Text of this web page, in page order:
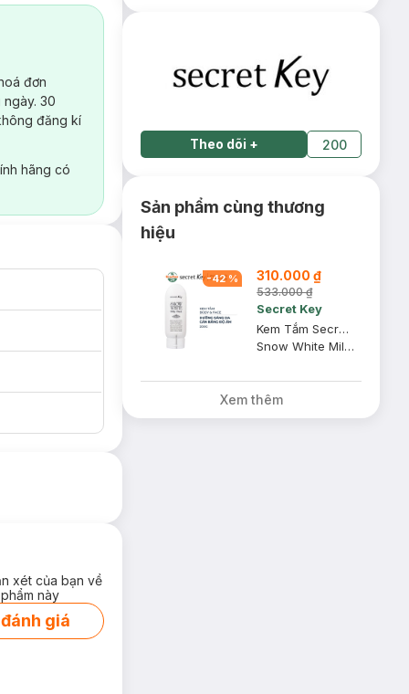
đơn
30
đăng kí
hãng có
xét của bạn về
này
giá
Theo dõi + 200
Sản phẩm cùng thương
hiệu
-42% 310.000 ₫
533.000 ₫
Secret Key
Kem Tắm Secret Key Dưỡng Sáng Da Mặt Và Cơ Thể 200g
Snow White Milky Pack
Xem thêm